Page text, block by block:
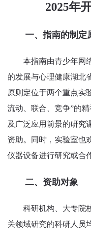
2025年
一、指南的制定
本指南由青少年网
的发展与心理健康湖北
原则定位于两个重点实
流动、联合、竞争”的
及广泛应用前景的研究
资助。同时，实验室也
仪器设备进行研究或合
二、资助对象
科研机构、大专院
关领域研究的科研人员